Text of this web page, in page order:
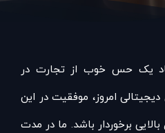
یک حس خوب از تجارت در
امروز، موفقیت در این
برخوردار باشد. ما در مدت